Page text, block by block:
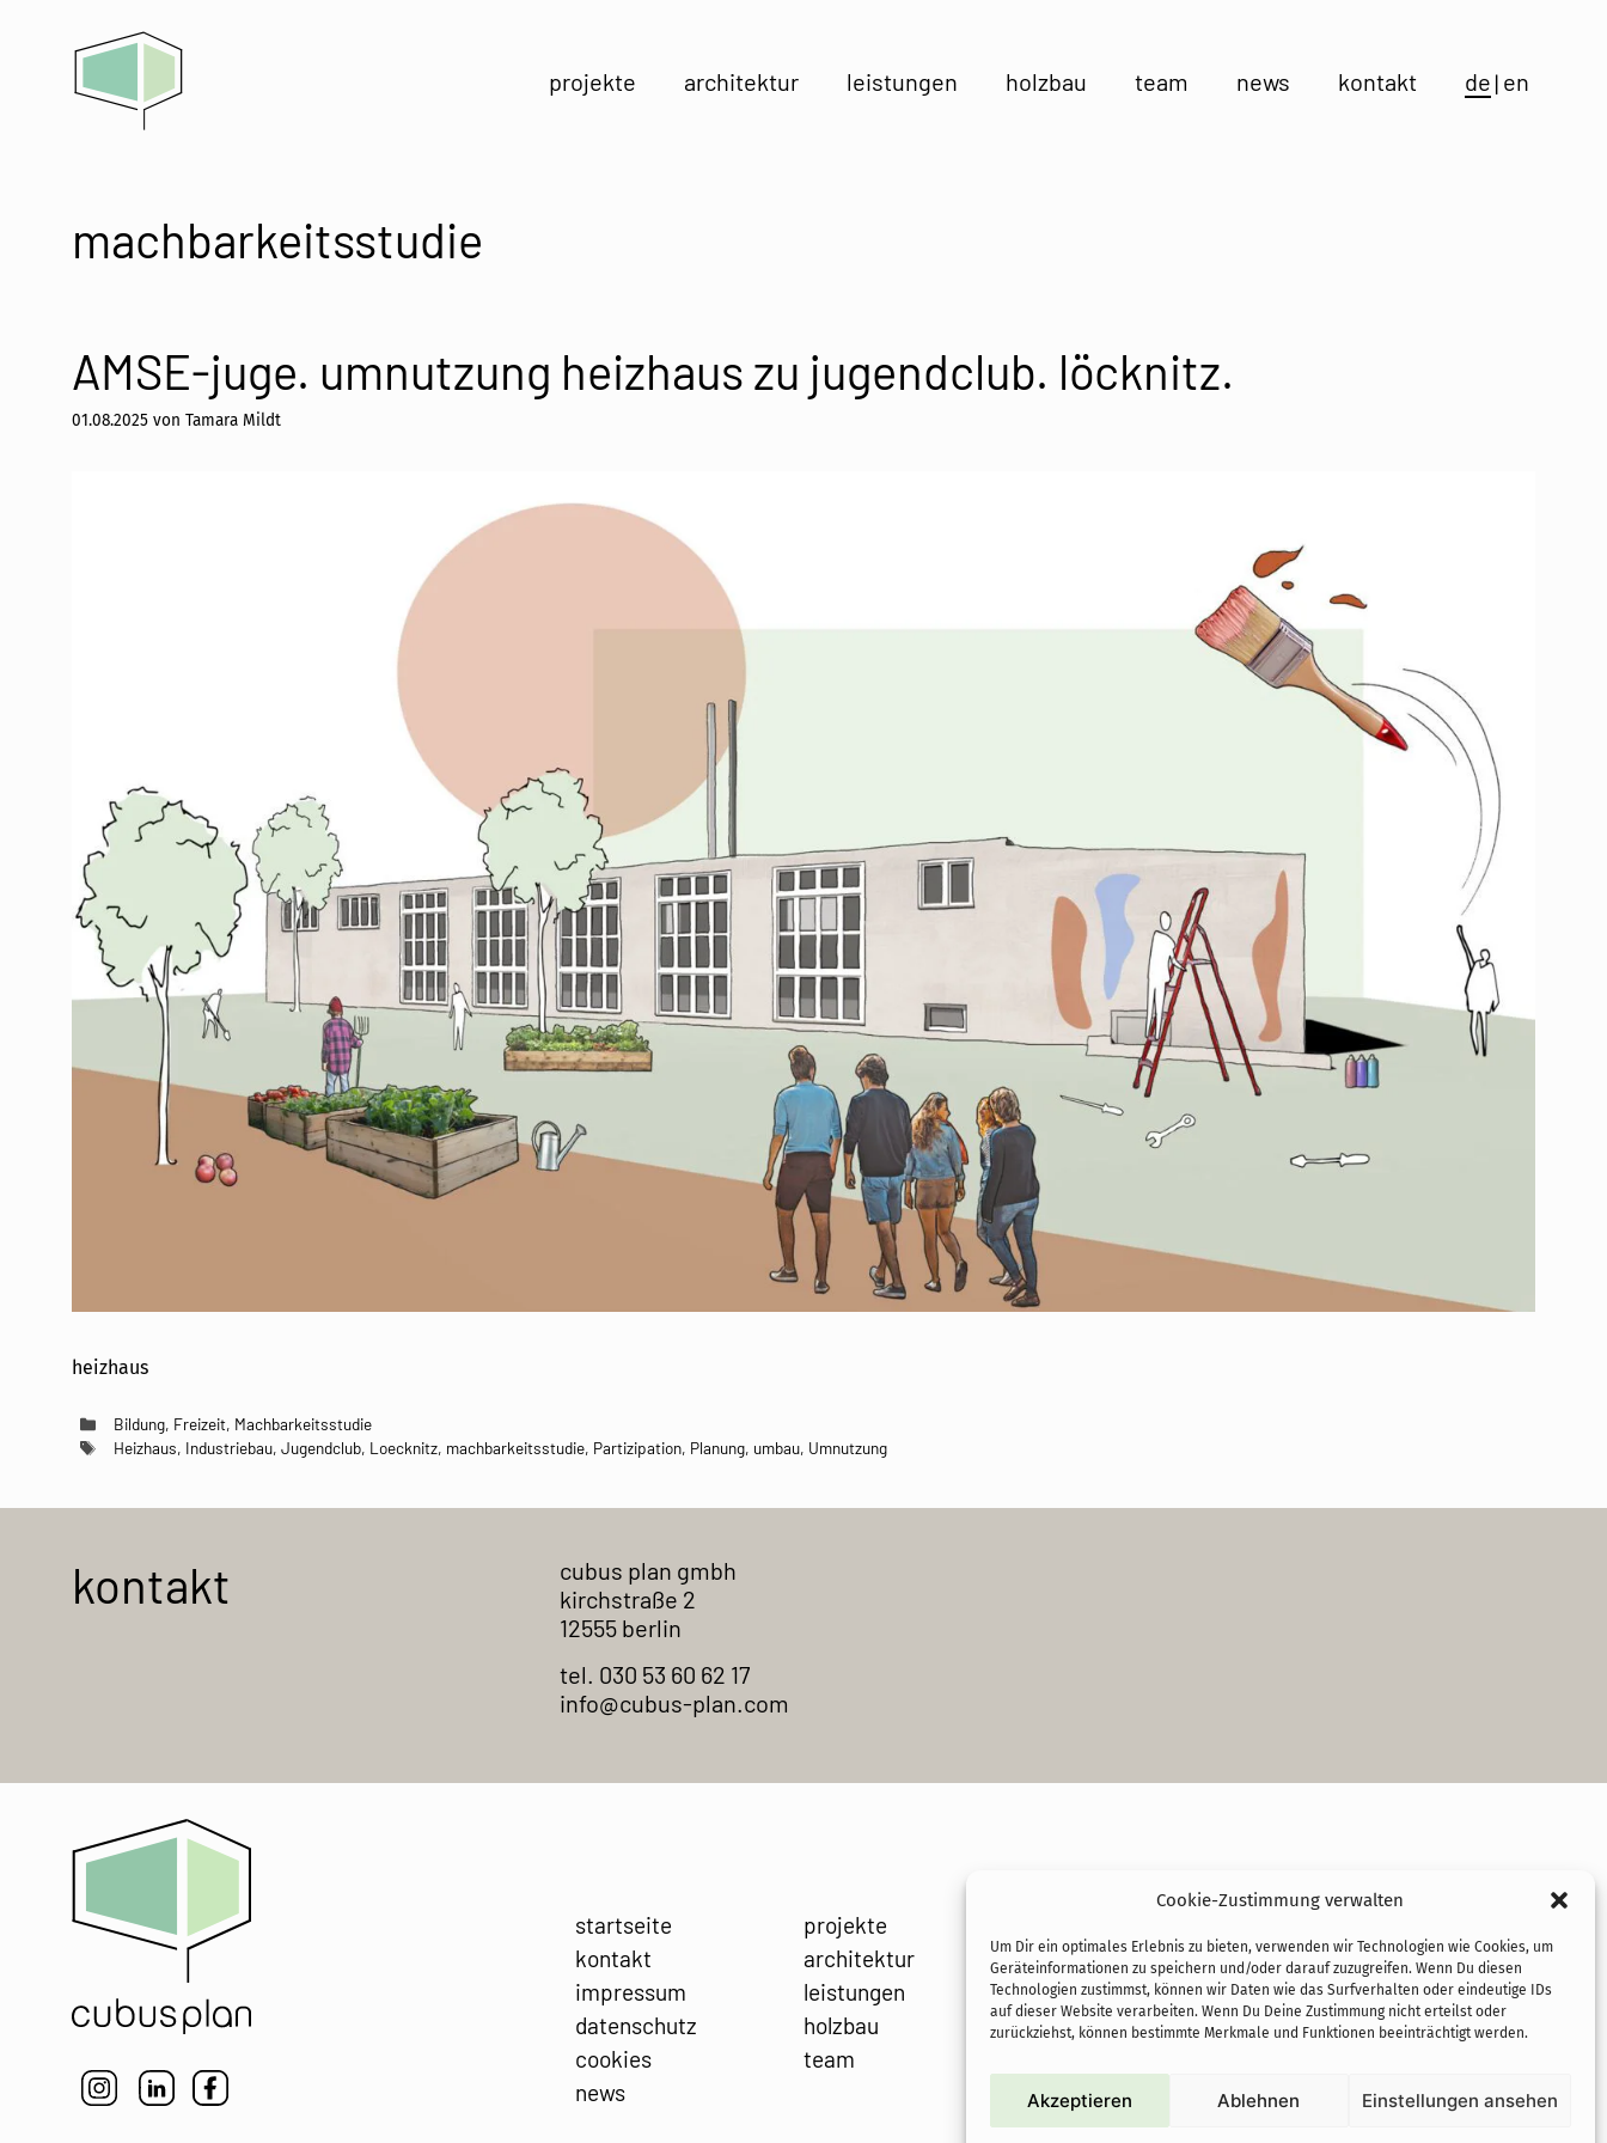
Cookie-Zustimmung verwalten
Um Dir ein optimales Erlebnis zu bieten, verwenden wir Technologien wie Cookies, um
Geräteinformationen zu speichern und/oder darauf zuzugreifen. Wenn Du diesen
Technologien zustimmst, können wir Daten wie das Surfverhalten oder eindeutige IDs
auf dieser Website verarbeiten. Wenn Du Deine Zustimmung nicht erteilst oder
zurückziehst, können bestimmte Merkmale und Funktionen beeinträchtigt werden.
Akzeptieren Ablehnen Einstellungen ansehen
projekte architektur leistungen holzbau team news kontakt de en
machbarkeitsstudie
AMSE-juge. umnutzung heizhaus zu jugendclub. löcknitz.
01.08.2025 von Tamara Mildt
heizhaus
Kategorien
Bildung, Freizeit, Machbarkeitsstudie
Schlagwörter
Heizhaus, Industriebau,Jugendclub, Loecknitz, machbarkeitsstudie, Partizipation, Planung, umbau, Umnutzung
kontakt
cubus plan gmbh
kirchstraße 2
12555 berlin
tel. 030 53 60 62 17
info@cubus-plan.com
startseite
projekte
kontakt
architektur
impressum
leistungen
datenschutz
holzbau
cookies
team
news
objetivo social